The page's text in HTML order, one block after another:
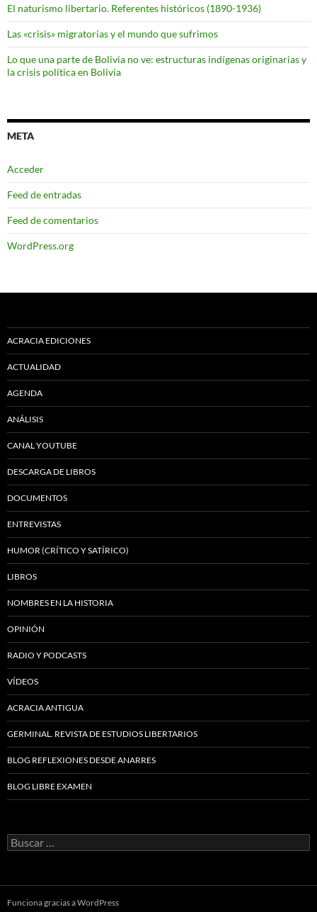
El naturismo libertario. Referentes históricos (1890-1936)
Las «crisis» migratorias y el mundo que sufrimos
Lo que una parte de Bolivia no ve: estructuras indígenas originarias y
la crisis política en Bolivia
META
Acceder
Feed de entradas
Feed de comentarios
WordPress.org
ACRACIA EDICIONES
ACTUALIDAD
AGENDA
ANÁLISIS
CANAL YOUTUBE
DESCARGA DE LIBROS
DOCUMENTOS
ENTREVISTAS
HUMOR (CRÍTICO Y SATÍRICO)
LIBROS
NOMBRES EN LA HISTORIA
OPINIÓN
RADIO Y PODCASTS
VÍDEOS
ACRACIA ANTIGUA
GERMINAL. REVISTA DE ESTUDIOS LIBERTARIOS
BLOG REFLEXIONES DESDE ANARRES
BLOG LIBRE EXAMEN
Buscar:
Funciona gracias a WordPress